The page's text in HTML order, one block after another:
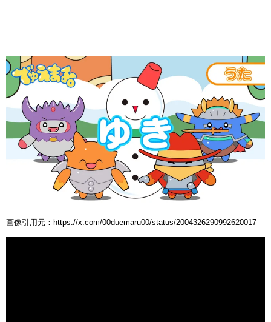
画像引用元：https://x.com/00duemaru00/status/2004326290992620017